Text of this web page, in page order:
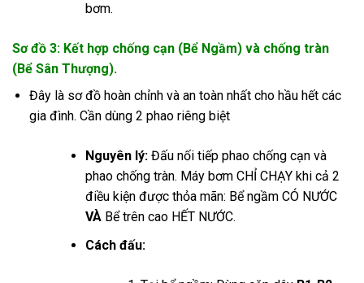
bơm.
Sơ đồ 3: Kết hợp chống cạn (Bể Ngầm) và chống tràn
(Bể Sân Thượng).
Đây là sơ đồ hoàn chỉnh và an toàn nhất cho hầu hết các
gia đình. Cần dùng 2 phao riêng biệt
Nguyên lý:Đấu nối tiếp phao chống cạn và
phao chống tràn. Máy bơm CHỈ CHẠY khi cả 2
điều kiện được thỏa mãn: Bể ngầm CÓ NƯỚC
VÀBể trên cao HẾT NƯỚC.
Cách đấu: